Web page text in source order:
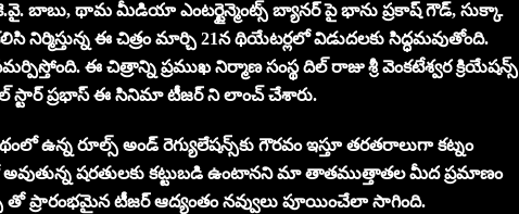
కె.వై. బాబు, థామ మీడియా ఎంటర్టైన్మెంట్స్ బ్యానర్ పై భాను ప్రకాష్ గౌడ్, సుక్కా
నిర్మిస్తున్న ఈ చిత్రం మార్చి 21న థియేటర్లలో విడుదలకు సిద్ధమవుతోంది.
ఈ చిత్రాన్ని ప్రముఖ నిర్మాణ సంస్థ దిల్ రాజు శ్రీ వెంకటేశ్వర క్రియేషన్స్
స్టార్ ప్రభాస్ ఈ సినిమా టీజర్ ని లాంచ్ చేశారు.
ఉన్న రూల్స్‌ అండ్‌ రెగ్యులేషన్స్‌కు గౌరవం ఇస్తూ తరతరాలుగా కట్నం
షరతులకు కట్టుబడి ఉంటానని మా తాతముత్తాతల మీద ప్రమాణం
తో ప్రారంభమైన టీజర్‌ ఆద్యంతం నవ్వులు పూయించేలా సాగింది.